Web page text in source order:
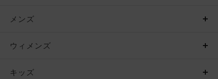
メンズ
ウィメンズ
キッズ
メンズ
トップス
ボトムス
ウィメンズ
トップス
キッズ